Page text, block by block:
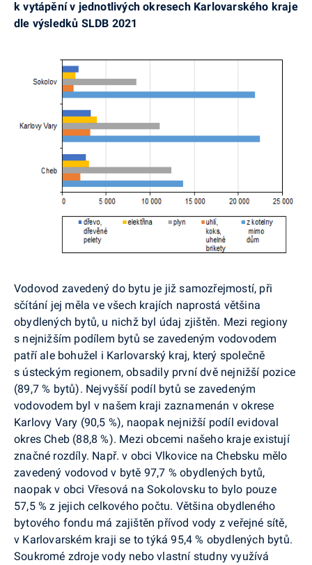
k vytápění v jednotlivých okresech Karlovarského kraje
dle výsledků SLDB 2021
Vodovod zavedený do bytu je již samozřejmostí, při
sčítání jej měla ve všech krajích naprostá většina
obydlených bytů, u nichž byl údaj zjištěn. Mezi regiony
s nejnižším podílem bytů se zavedeným vodovodem
patří ale bohužel i Karlovarský kraj, který společně
s ústeckým regionem, obsadily první dvě nejnižší pozice
(89,7 % bytů). Nejvyšší podíl bytů se zavedeným
vodovodem byl v našem kraji zaznamenán v okrese
Karlovy Vary (90,5 %), naopak nejnižší podíl evidoval
okres Cheb (88,8 %). Mezi obcemi našeho kraje existují
značné rozdíly. Např. v obci Vlkovice na Chebsku mělo
zavedený vodovod v bytě 97,7 % obydlených bytů,
naopak v obci Vřesová na Sokolovsku to bylo pouze
57,5 % z jejich celkového počtu. Většina obydleného
bytového fondu má zajištěn přívod vody z veřejné sítě,
v Karlovarském kraji se to týká 95,4 % obydlených bytů.
Soukromé zdroje vody nebo vlastní studny využívá